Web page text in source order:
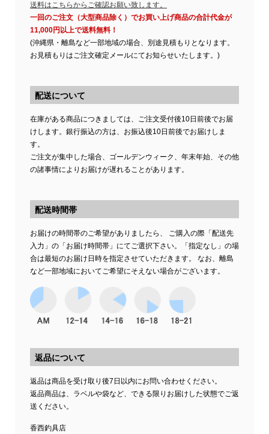
送料はこちらからご確認お願い致します。
一回のご注文（大型商品除く）でお買い上げ商品の合計代金が
11,000円以上で送料無料！
(沖縄県・離島など一部地域の場合、別途見積もりとなります。
お見積もりはご注文確定メールにてお知らせいたします。)
配送について
在庫がある商品につきましては、ご注文受付後10日前後でお届
けします。銀行振込の方は、お振込後10日前後でお届けしま
す。
ご注文が集中した場合、ゴールデンウィーク、年末年始、その他
の諸事情によりお届けが遅れることがあります。
配送時間帯
お届けの時間帯のご希望がありましたら、 ご購入の際「配送先
入力」の「お届け時間帯」にてご選択下さい。「指定なし」の場
合は最短のお届け日時を指定させていただきます。 なお、離島
など一部地域においてご希望にそえない場合がございます。
返品について
返品は商品を受け取り後7日以内にお問い合わせください。
返品商品は、ラベルや袋など、できる限りお届けした状態でご返
送ください。
香西釣具店